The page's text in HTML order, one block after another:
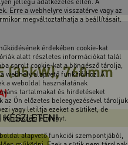
Erre a webhelyre visszatérve vagy az
megváltoztathatja a beállításait.
érdekében cookie-kat
alatt részletes információkat talál
sorolt cookie-kat a böngésző tárolja,
webhely alapvető funkcióihoz. A
a weboldal használatának
tartalmakat és hirdetéseket
az Ön előzetes beleegyezésével tároljuk
vagy letiltja ezeket a sütiket, de
élményt.
alapvető funkciói szempontjából,
(35kW), 760mm
KÉSZLETEN!